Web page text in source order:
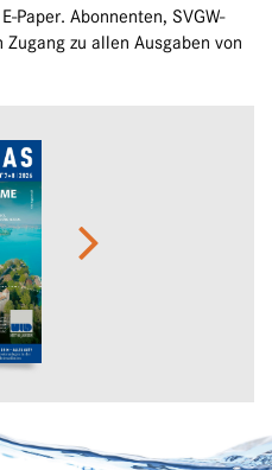
Paper. Abonnenten, SVGW-
zu allen Ausgaben von